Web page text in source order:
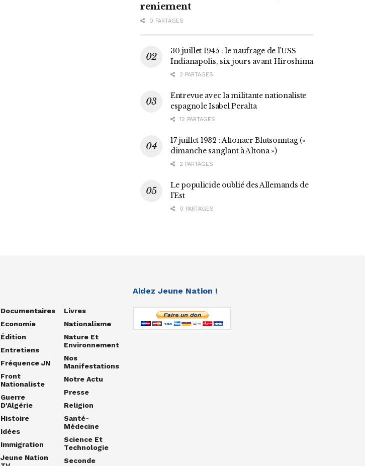
reniement
0 PARTAGES
30 juillet 1945 : le naufrage de l’USS
Indianapolis, six jours avant Hiroshima
2 PARTAGES
Entrevue avec la militante nationaliste
espagnole Isabel Peralta
12 PARTAGES
17 juillet 1932 : Altonaer Blutsonntag («
dimanche sanglant à Altona »)
2 PARTAGES
Le populicide oublié des Allemands de
l’Est
0 PARTAGES
Documentaires
Economie
Édition
Entretiens
Fréquence JN
Front
Nationaliste
Guerre
D'Algérie
Histoire
Idées
Immigration
Jeune Nation
Livres
Nationalisme
Nature Et
Environnement
Nos
Manifestations
Notre Actu
Presse
Religion
Santé-
Médecine
Science Et
Technologie
Seconde
Aidez Jeune Nation !